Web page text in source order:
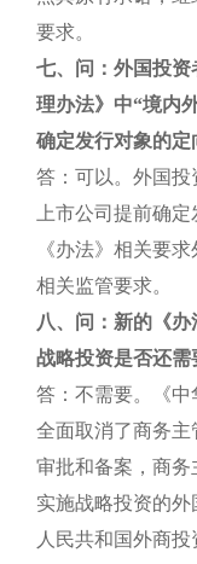
要求。
七、问：外国投
理办法》中“境内
确定发行对象的定
答：可以。外国投
上市公司提前确
《办法》相关要
相关监管要求。
八、问：新的《
战略投资是否还需
答：不需要。《中
全面取消了商务
审批和备案，商务
实施战略投资的
人民共和国外商